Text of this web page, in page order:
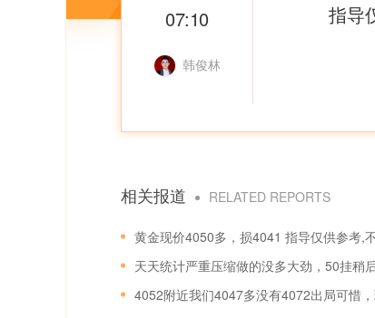
07:10
韩俊林
指导
相关报道 RELATED REPORTS
黄金现价4050多，损4041 指导仅供参考,
4052附近我们4047多没有4072出局可惜